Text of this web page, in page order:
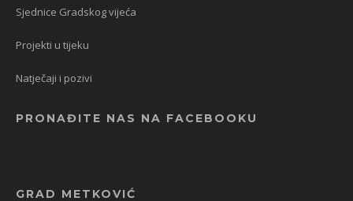
Sjednice Gradskog vijeća
Projekti u tijeku
Natječaji i pozivi
PRONAĐITE NAS NA FACEBOOKU
GRAD METKOVIĆ